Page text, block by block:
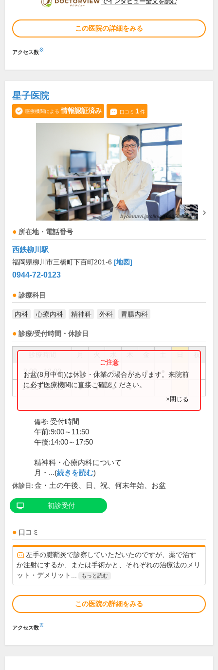
この医院の詳細をみる
アクセス数※
星子医院
医療機関による 情報認証済み 口コミ 1件
所在地・電話番号
西鉄柳川駅
福岡県柳川市三橋町下百町201-6 [地図]
0944-72-0123
診療科目
内科 心療内科 精神科 外科 胃腸内科
診療/受付時間・休診日
祝
9:00～12:00 ● ● ● ● ●
14:00～18:00 ● ● ● ●
お盆(8月中旬)は休診・休業の場合があります。来院前
に必ず医療機関に直接ご確認ください。
×閉じる
備考: 受付時間
午前:9:00～11:50
午後:14:00～17:50
精神科・心療内科について
月・...(続きを読む)
休診日: 金・土の午後、日、祝、何末年始、お盆
初診受付
口コミ
左手の腱鞘炎で診察していただいたのですが、薬で治す
か注射にするか、または手術かと、それぞれの治療法のメリ
ット・デメリット...
もっと読む
この医院の詳細をみる
アクセス数※